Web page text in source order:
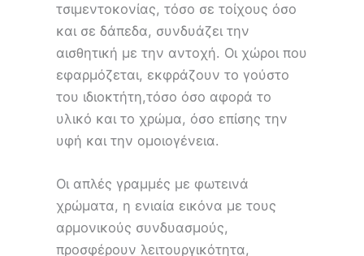
τσιμεντοκονίας, τόσο σε τοίχους όσο
και σε δάπεδα, συνδυάζει την
αισθητική με την αντοχή. Οι χώροι που
εφαρμόζεται, εκφράζουν το γούστο
του ιδιοκτήτη,τόσο όσο αφορά το
υλικό και το χρώμα, όσο επίσης την
υφή και την ομοιογένεια.
Οι απλές γραμμές με φωτεινά
χρώματα, η ενιαία εικόνα με τους
αρμονικούς συνδυασμούς,
προσφέρουν λειτουργικότητα,